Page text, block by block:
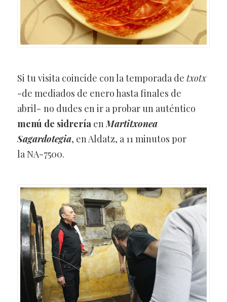
Si tu visita coincide con la temporada de txotx
-de mediados de enero hasta finales de
abril- no dudes en ir a probar un auténtico
menú de sidreríaenMartitxonea
Sagardotegia, en Aldatz, a 11 minutos por
la NA-7500.